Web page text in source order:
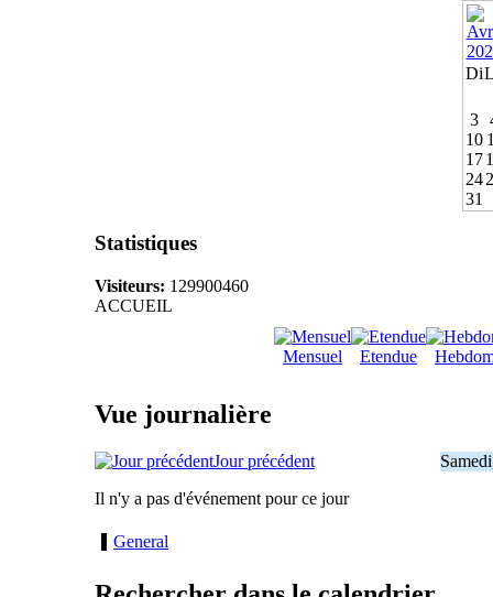
Di
3
10
17
24
31
Statistiques
Visiteurs: 129900460
ACCUEIL
Mensuel Etendue
Vue journalière
Jour précédent
Il n'y a pas d'événement pour ce jour
General